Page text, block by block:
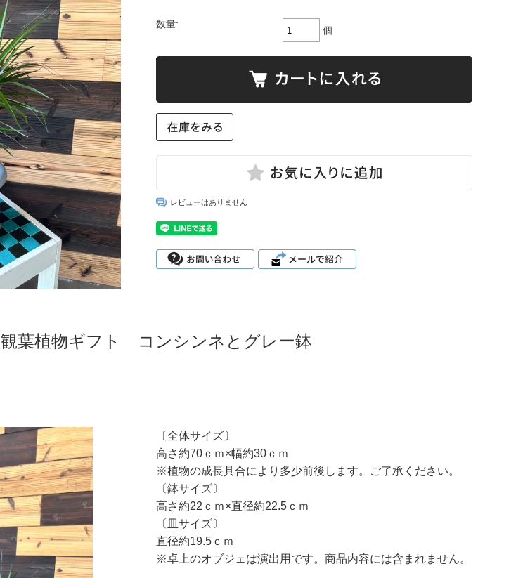
数量:
個
レビューはありません
観葉植物ギフト コンシンネとグレー鉢
〔全体サイズ〕
高さ約70ｃｍ×幅約30ｃｍ
※植物の成長具合により多少前後します。ご了承ください。
〔鉢サイズ〕
高さ約22ｃｍ×直径約22.5ｃｍ
〔皿サイズ〕
直径約19.5ｃｍ
※卓上のオブジェは演出用です。商品内容には含まれません。